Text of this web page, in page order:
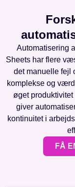
Automatisering
Sheets har flere
det manuelle fejl
komplekse og
øget
giver
kontinuitet i
FÅ